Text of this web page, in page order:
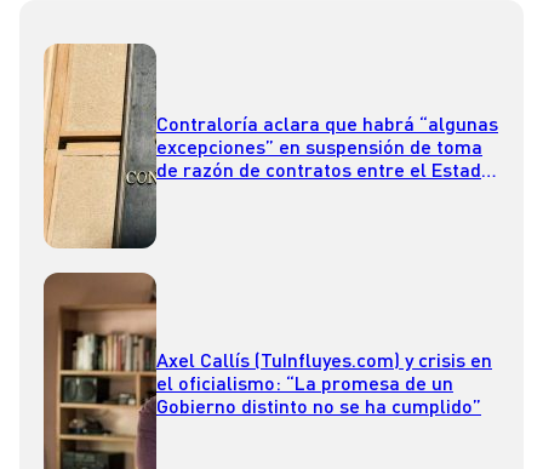
Contraloría aclara que habrá “algunas
excepciones” en suspensión de toma
de razón de contratos entre el Estado
Axel Callís (TuInfluyes.com) y crisis en
el oficialismo: “La promesa de un
Gobierno distinto no se ha cumplido”